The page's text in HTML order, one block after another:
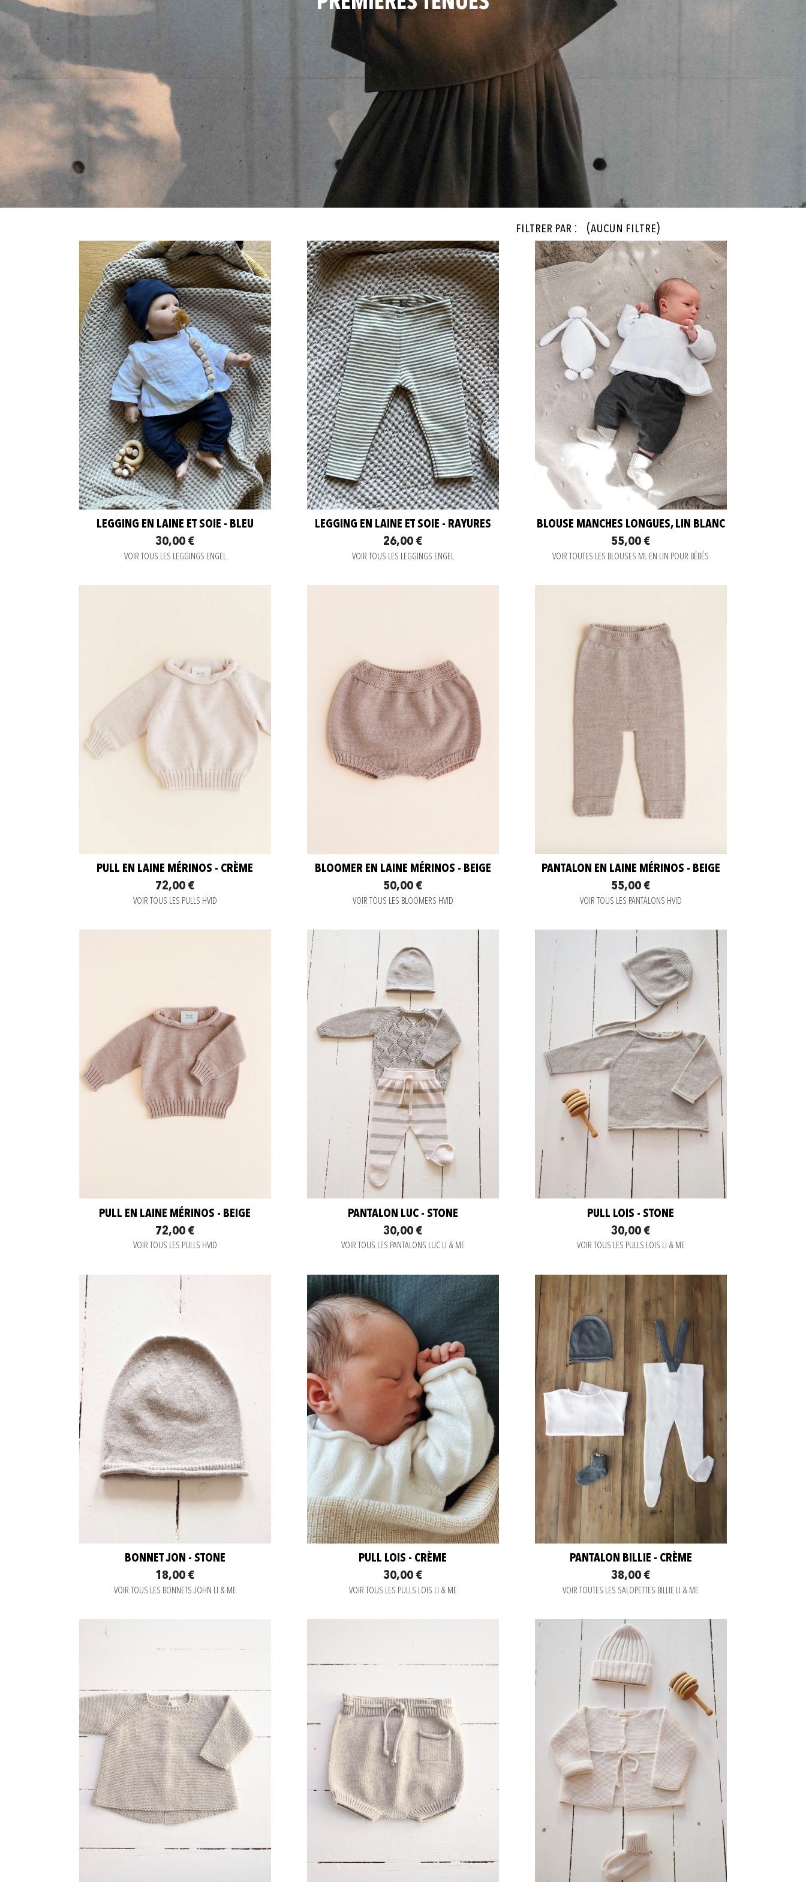
Filtrer par : (aucun filtre)
LEGGING EN LAINE ET SOIE - BLEU
30,00 €
VOIR TOUS LES LEGGINGS ENGEL
LEGGING EN LAINE ET SOIE - RAYURES
26,00 €
VOIR TOUS LES LEGGINGS ENGEL
BLOUSE MANCHES LONGUES, LIN BLANC
55,00 €
VOIR TOUTES LES BLOUSES ML EN LIN POUR BÉBÉS
PULL EN LAINE MÉRINOS - CRÈME
72,00 €
VOIR TOUS LES PULLS HVID
BLOOMER EN LAINE MÉRINOS - BEIGE
50,00 €
VOIR TOUS LES BLOOMERS HVID
PANTALON EN LAINE MÉRINOS - BEIGE
55,00 €
VOIR TOUS LES PANTALONS HVID
PULL EN LAINE MÉRINOS - BEIGE
72,00 €
VOIR TOUS LES PULLS HVID
PANTALON LUC - STONE
30,00 €
VOIR TOUS LES PANTALONS LUC LI & ME
PULL LOIS - STONE
30,00 €
VOIR TOUS LES PULLS LOIS LI & ME
BONNET JON - STONE
18,00 €
VOIR TOUS LES BONNETS JOHN LI & ME
PULL LOIS - CRÈME
30,00 €
VOIR TOUS LES PULLS LOIS LI & ME
PANTALON BILLIE - CRÈME
38,00 €
VOIR TOUTES LES SALOPETTES BILLIE LI & ME